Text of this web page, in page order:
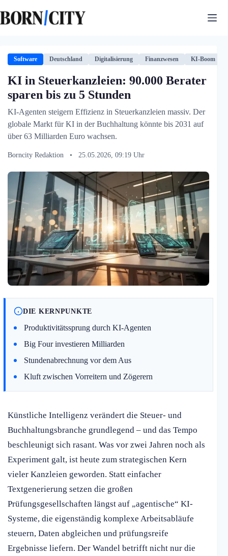
Inhalt
springen
Software Deutschland Digitalisierung Finanzwesen KI-Boom
KI in Steuerkanzleien: 90.000 Berater
sparen bis zu 5 Stunden
KI-Agenten steigern Effizienz in Steuerkanzleien massiv. Der
globale Markt für KI in der Buchhaltung könnte bis 2031 auf
über 63 Milliarden Euro wachsen.
Borncity Redaktion • 25.05.2026, 09:19 Uhr
DIE KERNPUNKTE
Produktivitätssprung durch KI-Agenten
Big Four investieren Milliarden
Stundenabrechnung vor dem Aus
Kluft zwischen Vorreitern und Zögerern
Künstliche Intelligenz verändert die Steuer- und
Buchhaltungsbranche grundlegend – und das Tempo
beschleunigt sich rasant. Was vor zwei Jahren noch als
Experiment galt, ist heute zum strategischen Kern
vieler Kanzleien geworden. Statt einfacher
Textgenerierung setzen die großen
Prüfungsgesellschaften längst auf „agentische“ KI-
Systeme, die eigenständig komplexe Arbeitsabläufe
steuern, Daten abgleichen und prüfungsreife
Ergebnisse liefern. Der Wandel betrifft nicht nur die